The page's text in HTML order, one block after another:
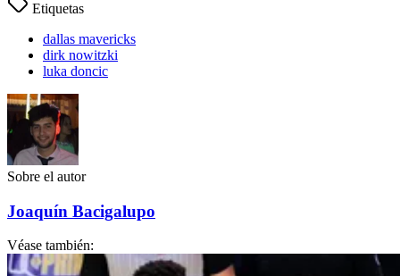
Etiquetas
dallas mavericks
dirk nowitzki
luka doncic
Sobre el autor
Joaquín Bacigalupo
Véase también: